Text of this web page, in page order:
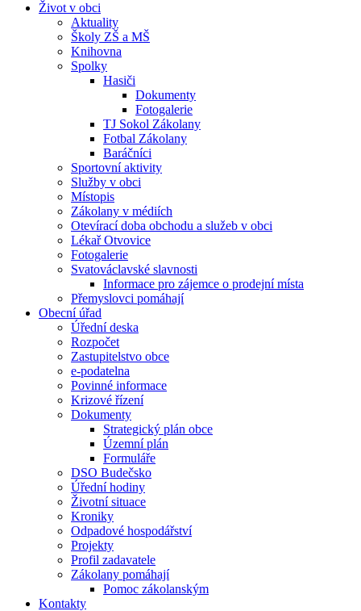
Život v obci
Aktuality
Školy ZŠ a MŠ
Knihovna
Spolky
Hasiči
Dokumenty
Fotogalerie
TJ Sokol Zákolany
Fotbal Zákolany
Baráčníci
Sportovní aktivity
Služby v obci
Místopis
Zákolany v médiích
Otevírací doba obchodu a služeb v obci
Lékař Otvovice
Fotogalerie
Svatováclavské slavnosti
Informace pro zájemce o prodejní místa
Přemyslovci pomáhají
Obecní úřad
Úřední deska
Rozpočet
Zastupitelstvo obce
e-podatelna
Povinné informace
Krizové řízení
Dokumenty
Strategický plán obce
Územní plán
Formuláře
DSO Budečsko
Úřední hodiny
Životní situace
Kroniky
Odpadové hospodářství
Projekty
Profil zadavatele
Zákolany pomáhají
Pomoc zákolanským
Kontakty